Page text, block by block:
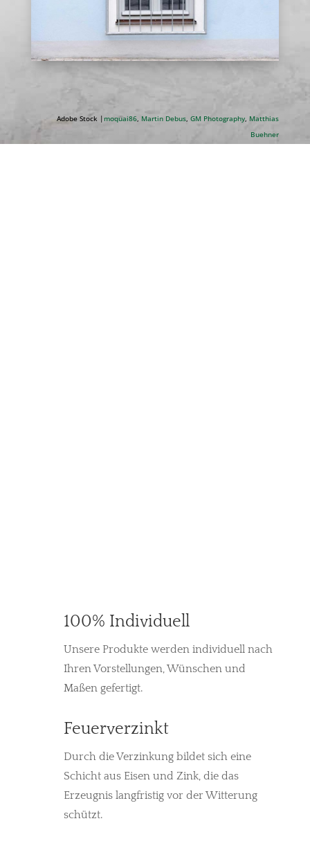
Adobe Stock |moquai86 Martin Debus ,GM Photography Matthias
Buehner
100% Individuell
Unsere Produkte werden individuell nach
Ihren Vorstellungen, Wünschen und
Maßen gefertigt.
Feuerverzinkt
Durch die Verzinkung bildet sich eine
Schicht aus Eisen und Zink, die das
Erzeugnis langfristig vor der Witterung
schützt.